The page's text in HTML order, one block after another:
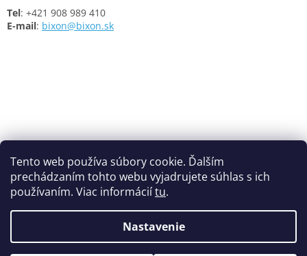
Tento web používa súbory cookie. Ďalším
prechádzaním tohto webu vyjadrujete súhlas s ich
používaním. Viac informáciítu.
Nastavenie
Tel: +421 908 989 410
E-mail: bixon@bixon.sk
á
Podmienky ochrany osobných údajov
Vytvoril Shoptet